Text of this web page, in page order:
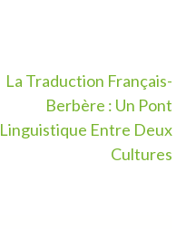
La Traduction Français-
Berbère : Un Pont
Linguistique Entre Deux
Cultures